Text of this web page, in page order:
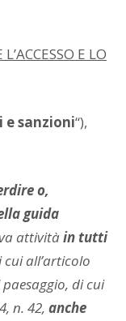
E LO
e sanzioni“),
o,
guida
attivitàin tutti
cui all’articolo
di cui
n. 42, anche